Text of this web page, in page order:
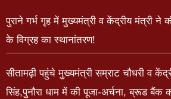
पुराने गर्भ गृह में मुख्यमंत्री व केंद्रीय मंत्री ने
के विग्रह का स्थानांतरण!
सीतामढ़ी पहुंचे मुख्यमंत्री सम्राट चौधरी व
सिंह,पुनौरा धाम में की पूजा-अर्चना, ब्रूड बैंक